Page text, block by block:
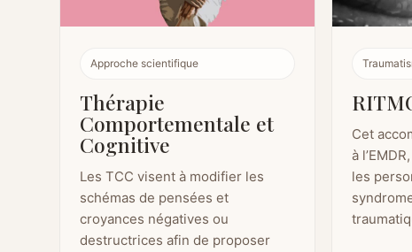
Approche scientifique
Thérapie
Comportementale et
Cognitive
Les TCC visent à modifier les
schémas de pensées et
croyances négatives ou
destructrices afin de proposer
Cet
à
les